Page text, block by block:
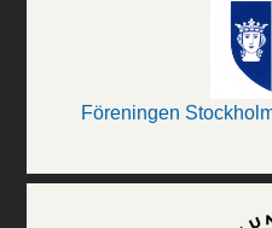
Föreningen